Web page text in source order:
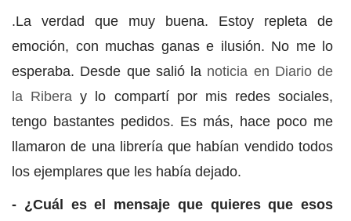
.La verdad que muy buena. Estoy repleta de
emoción, con muchas ganas e ilusión. No me lo
esperaba. Desde que salió la noticia en Diario de
la Riberay lo compartí por mis redes sociales,
tengo bastantes pedidos. Es más, hace poco me
llamaron de una librería que habían vendido todos
los ejemplares que les había dejado.
- ¿Cuál es el mensaje que quieres que esos